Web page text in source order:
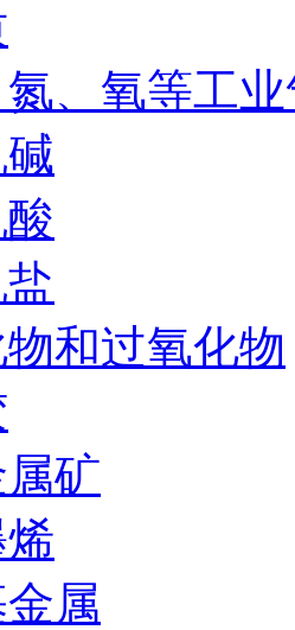
、氧等工
和过氧化物
矿
属